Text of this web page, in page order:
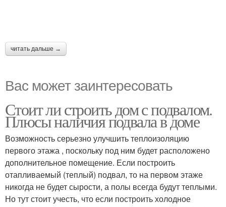
читать дальше →
Вас может заинтересовать
Стоит ли строить дом с подвалом.
Плюсы наличия подвала в доме
Возможность серьезно улучшить теплоизоляцию
первого этажа , поскольку под ним будет расположено
дополнительное помещение. Если построить
отапливаемый (теплый) подвал, то на первом этаже
никогда не будет сырости, а полы всегда будут теплыми.
Но тут стоит учесть, что если построить холодное